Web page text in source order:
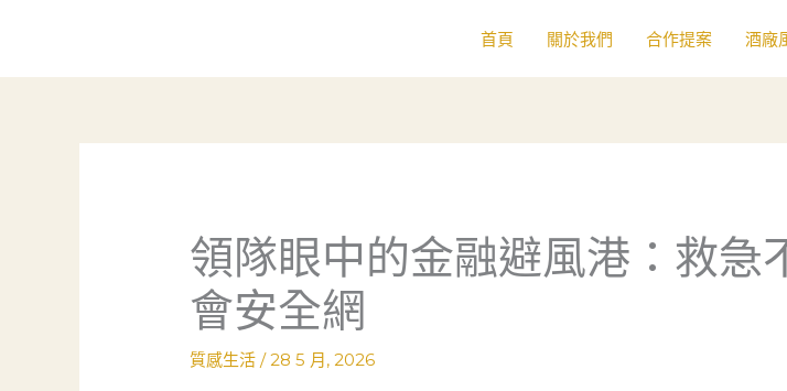
主
首頁 關於我們 合作提案 酒廠
領隊眼中的金融避風港：救急
會安全網
質感生活 /28 5 月, 2026